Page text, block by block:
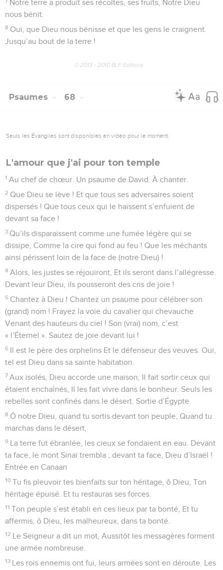
Notre terre a produit ses récoltes, ses fruits, Notre Dieu
nous bénit.
8 Oui, que Dieu nous bénisse et que les gens le craignent.
Jusqu’au bout de la terre !
© 2013 - 2010 BLF Editions
Psaumes 68
Seuls les Évangiles sont disponibles en vidéo pour le moment.
L'amour que j'ai pour ton temple
1 Au chef de chœur. Un psaume de David. À chanter.
2 Que Dieu se lève ! Et que tous ses adversaires soient
dispersés ! Que tous ceux qui le haïssent s’enfuient de
devant sa face !
3 Qu’ils disparaissent comme une fumée légère qui se
dissipe, Comme la cire qui fond au feu ! Que les méchants
ainsi périssent loin de la face de (notre Dieu) !
4 Alors, les justes se réjouiront, Et ils seront dans l’allégresse.
Devant leur Dieu, ils pousseront des cris de joie !
5 Chantez à Dieu ! Chantez un psaume pour célébrer son
(grand) nom ! Frayez la voie du cavalier qui chevauche
Venant des hauteurs du ciel ! Son (vrai) nom, c’est
« l’Éternel ». Sautez de joie devant lui !
6 Il est le père des orphelins Et le défenseur des veuves. Oui,
tel est Dieu dans sa sainte habitation.
7 Aux isolés, Dieu accorde une maison, Il fait sortir ceux qui
étaient enchaînés, Il les fait vivre dans le bonheur. Seuls les
rebelles sont confinés dans le désert. Sortie d’Égypte
8 Ô notre Dieu, quand tu sortis devant ton peuple, Quand tu
marchas dans le désert,
9 La terre fut ébranlée, les cieux se fondaient en eau. Devant
ta face, le mont Sinaï trembla ; devant ta face, Dieu d’Israël !
Entrée en Canaan
10 Tu fis pleuvoir tes bienfaits sur ton héritage, ô Dieu, Ton
héritage épuisé. Et tu restauras ses forces.
11 Ton peuple s’est établi en ces lieux par ta bonté, Et tu
affermis, ô Dieu, les malheureux, dans ta bonté.
12 Le Seigneur a dit un mot, Aussitôt les messagères forment
une armée nombreuse.
13 Les rois ennemis ont fui, leurs armées sont en déroute. Les